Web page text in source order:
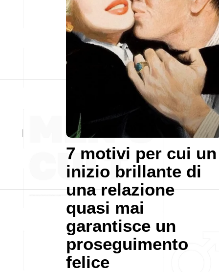
7 motivi per cui un
inizio brillante di
una relazione
quasi mai
garantisce un
proseguimento
felice